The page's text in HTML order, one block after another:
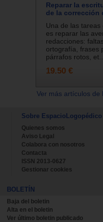
Reparar la
de la corrección
Una de las tareas
es reparar las
redacciones:
ortografía, frases
párrafos rotos,
19.50 €
Ver más artículos
Sobre EspacioLogopédico
Quienes somos
Aviso Legal
Colabora con nosotros
Contacta
ISSN 2013-0627
Gestionar cookies
BOLETÍN
Baja del boletin
Alta en el boletin
Ver último boletin publicado